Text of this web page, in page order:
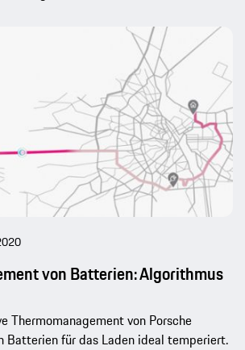
von Batterien: Algorithmus
Thermomanagement von Porsche
Batterien für das Laden ideal temperiert.